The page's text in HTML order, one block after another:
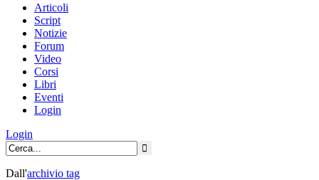
Articoli
Script
Notizie
Forum
Video
Corsi
Libri
Eventi
Login
Login
Dall'archivio tag